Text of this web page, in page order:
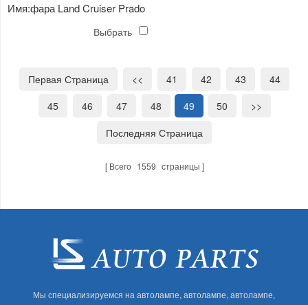
Имя:фара Land Cruiser Prado
Выбрать
Первая Страница << 41 42 43
44
45
46 47 48 49 50
>>
Последняя Страница
Всего 1559 страницы
Мы специализируемся на автолампе, автолампе, автолампе,